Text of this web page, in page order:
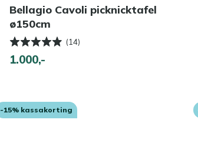
Bellagio Cavoli picknicktafel
ø150cm
(14)
1.000,-
-15% kassakorting